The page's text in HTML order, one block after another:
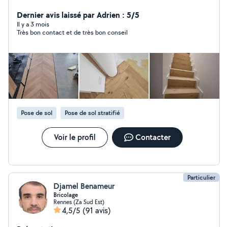
Dernier avis laissé par Adrien : 5/5
Il y a 3 mois
Très bon contact et de très bon conseil
Pose de sol Pose de sol stratifié
Voir le profil Contacter
Particulier
Djamel Benameur
Bricolage
Rennes (Za Sud Est)
4,5/5 (91 avis)